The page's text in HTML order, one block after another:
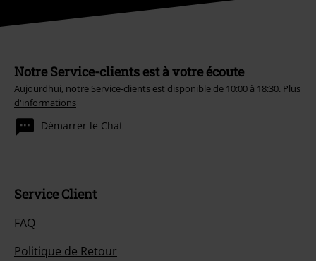
Notre Service-clients est à votre écoute
Aujourdhui, notre Service-clients est disponible de 10:00 à 18:30. Plus
d'informations
Démarrer le Chat
Service Client
FAQ
Politique de Retour